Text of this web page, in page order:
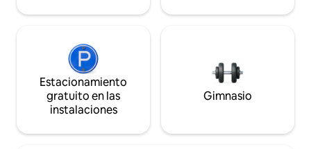
Estacionamiento
gratuito en las
instalaciones
Gimnasio